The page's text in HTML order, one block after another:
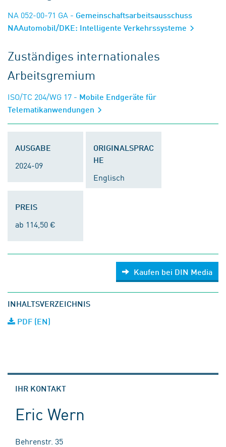
NA 052-00-71 GA - Gemeinschaftsarbeitsausschuss
NAAutomobil/DKE: Intelligente Verkehrssysteme
Zuständiges internationales
Arbeitsgremium
ISO/TC 204/WG 17 - Mobile Endgeräte für
Telematikanwendungen
AUSGABE
2024-09
ORIGINALSPRAC
HE
Englisch
PREIS
ab 114,50 €
Kaufen bei DIN Media
INHALTSVERZEICHNIS
PDF (EN)
IHR KONTAKT
Eric Wern
Behrenstr. 35